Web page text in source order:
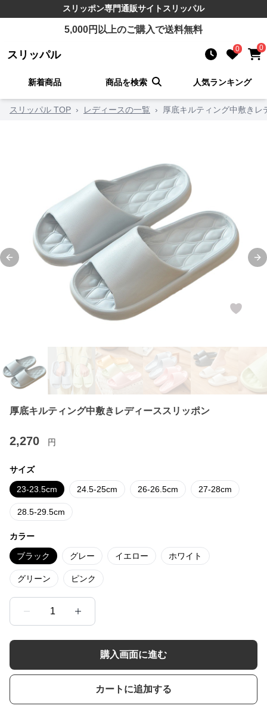
スリッポン専門通販サイト スリッパル
5,000円以上のご購入で送料無料
スリッパル 0 0
新着商品 商品を検索 人気ランキング
スリッパル TOP › レディースの一覧 › 厚底キルティング中敷きレ
Previous slide
厚底キルティング中敷きレディーススリッポン
2,270 円
サイズ
23-23.5cm 24.5-25cm 26-26.5cm 27-28cm
28.5-29.5cm
カラー
ブラック グレー イエロー ホワイト
グリーン ピンク
1
購入画面に進む
カートに追加する